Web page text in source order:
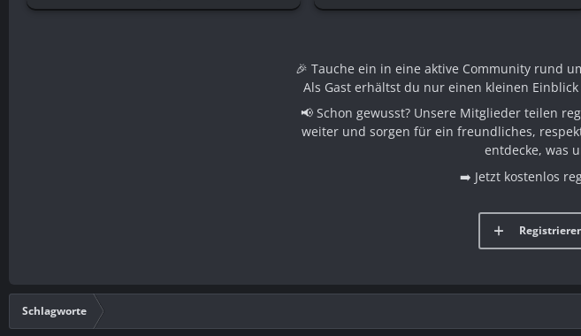
🎉 Tauche ein in eine aktive Community rund
Als Gast erhältst du nur einen kleinen
📢 Schon gewusst? Unsere Mitglieder teilen
weiter und sorgen für ein freundliches,
entdecke, was
➡️ Jetzt kostenlos
Schlagworte